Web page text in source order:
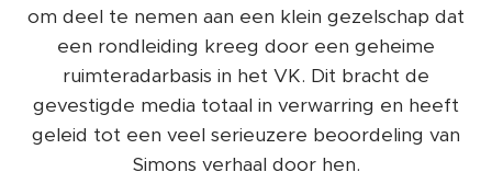
om deel te nemen aan een klein gezelschap dat
een rondleiding kreeg door een geheime
ruimteradarbasis in het VK. Dit bracht de
gevestigde media totaal in verwarring en heeft
geleid tot een veel serieuzere beoordeling van
Simons verhaal door hen.